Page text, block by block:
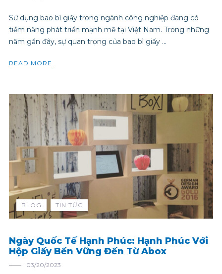
Sử dụng bao bì giấy trong ngành công nghiệp đang có
tiềm năng phát triển mạnh mẽ tại Việt Nam. Trong những
năm gần đây, sự quan trọng của bao bì giấy ...
READ MORE
BLOG TIN TỨC
Ngày Quốc Tế Hạnh Phúc: Hạnh Phúc Với
Hộp Giấy Bền Vững Đến Từ Abox
03/20/2023